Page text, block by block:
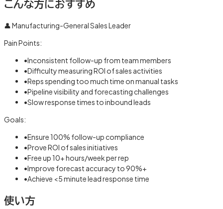
こんな方におすすめ
👤Manufacturing-General Sales Leader
Pain Points:
•Inconsistent follow-up from team members
•Difficulty measuring ROI of sales activities
•Reps spending too much time on manual tasks
•Pipeline visibility and forecasting challenges
•Slow response times to inbound leads
Goals:
•Ensure 100% follow-up compliance
•Prove ROI of sales initiatives
•Free up 10+ hours/week per rep
•Improve forecast accuracy to 90%+
•Achieve <5 minute lead response time
使い方